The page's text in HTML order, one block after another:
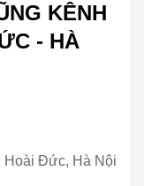
KÊNH
- HÀ
Đức, Hà Nội